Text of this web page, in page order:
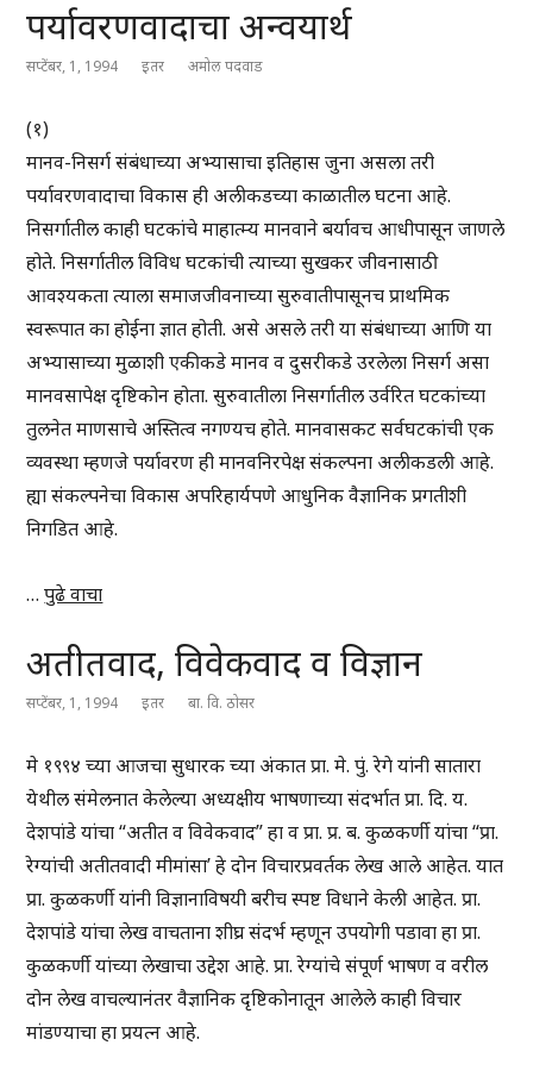
पर्यावरणवादाचा अन्वयार्थ
सप्टेंबर, 1, 1994 इतर अमोल पदवाड
(१)
मानव-निसर्ग संबंधाच्या अभ्यासाचा इतिहास जुना असला तरी
पर्यावरणवादाचा विकास ही अलीकडच्या काळातील घटना आहे.
निसर्गातील काही घटकांचे माहात्म्य मानवाने बर्यावच आधीपासून जाणले
होते. निसर्गातील विविध घटकांची त्याच्या सुखकर जीवनासाठी
आवश्यकता त्याला समाजजीवनाच्या सुरुवातीपासूनच प्राथमिक
स्वरूपात का होईना ज्ञात होती. असे असले तरी या संबंधाच्या आणि या
अभ्यासाच्या मुळाशी एकीकडे मानव व दुसरीकडे उरलेला निसर्ग असा
मानवसापेक्ष दृष्टिकोन होता. सुरुवातीला निसर्गातील उर्वरित घटकांच्या
तुलनेत माणसाचे अस्तित्व नगण्यच होते. मानवासकट सर्वघटकांची एक
व्यवस्था म्हणजे पर्यावरण ही मानवनिरपेक्ष संकल्पना अलीकडली आहे.
ह्या संकल्पनेचा विकास अपरिहार्यपणे आधुनिक वैज्ञानिक प्रगतीशी
निगडित आहे.
…पुढे वाचा
अतीतवाद, विवेकवाद व विज्ञान
सप्टेंबर, 1, 1994 इतर बा. वि. ठोसर
मे १९९४ च्या आजचा सुधारक च्या अंकात प्रा. मे. पुं. रेगे यांनी सातारा
येथील संमेलनात केलेल्या अध्यक्षीय भाषणाच्या संदर्भात प्रा. दि. य.
देशपांडे यांचा “अतीत व विवेकवाद” हा व प्रा. प्र. ब. कुळकर्णी यांचा “प्रा.
रेग्यांची अतीतवादी मीमांसा’ हे दोन विचारप्रवर्तक लेख आले आहेत. यात
प्रा. कुळकर्णी यांनी विज्ञानाविषयी बरीच स्पष्ट विधाने केली आहेत. प्रा.
देशपांडे यांचा लेख वाचताना शीघ्र संदर्भ म्हणून उपयोगी पडावा हा प्रा.
कुळकर्णी यांच्या लेखाचा उद्देश आहे. प्रा. रेग्यांचे संपूर्ण भाषण व वरील
दोन लेख वाचल्यानंतर वैज्ञानिक दृष्टिकोनातून आलेले काही विचार
मांडण्याचा हा प्रयत्न आहे.